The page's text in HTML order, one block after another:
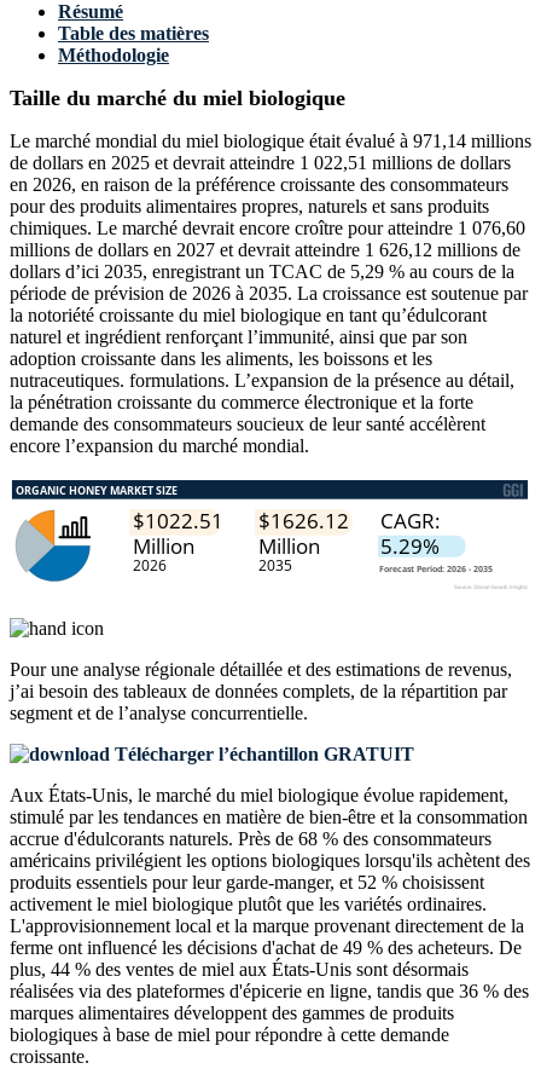
Résumé
Table des matières
Méthodologie
Taille du marché du miel biologique
Le marché mondial du miel biologique était évalué à 971,14 millions
de dollars en 2025 et devrait atteindre 1 022,51 millions de dollars
en 2026, en raison de la préférence croissante des consommateurs
pour des produits alimentaires propres, naturels et sans produits
chimiques. Le marché devrait encore croître pour atteindre 1 076,60
millions de dollars en 2027 et devrait atteindre 1 626,12 millions de
dollars d’ici 2035, enregistrant un TCAC de 5,29 % au cours de la
période de prévision de 2026 à 2035. La croissance est soutenue par
la notoriété croissante du miel biologique en tant qu’édulcorant
naturel et ingrédient renforçant l’immunité, ainsi que par son
adoption croissante dans les aliments, les boissons et les
nutraceutiques. formulations. L’expansion de la présence au détail,
la pénétration croissante du commerce électronique et la forte
demande des consommateurs soucieux de leur santé accélèrent
encore l’expansion du marché mondial.
Pour une analyse régionale détaillée et des estimations de revenus,
j’ai besoin des tableaux de données complets, de la répartition par
segment et de l’analyse concurrentielle.
Télécharger l’échantillon GRATUIT
Aux États-Unis, le marché du miel biologique évolue rapidement,
stimulé par les tendances en matière de bien-être et la consommation
accrue d'édulcorants naturels. Près de 68 % des consommateurs
américains privilégient les options biologiques lorsqu'ils achètent des
produits essentiels pour leur garde-manger, et 52 % choisissent
activement le miel biologique plutôt que les variétés ordinaires.
L'approvisionnement local et la marque provenant directement de la
ferme ont influencé les décisions d'achat de 49 % des acheteurs. De
plus, 44 % des ventes de miel aux États-Unis sont désormais
réalisées via des plateformes d'épicerie en ligne, tandis que 36 % des
marques alimentaires développent des gammes de produits
biologiques à base de miel pour répondre à cette demande
croissante.